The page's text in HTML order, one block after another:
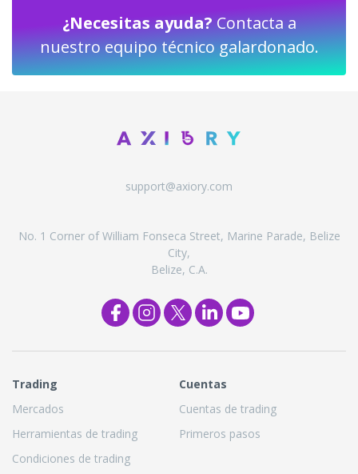
¿Necesitas ayuda?Contacta a
nuestro equipo técnico galardonado.
support@axiory.com
No. 1 Corner of William Fonseca Street, Marine Parade, Belize
City,
Belize, C.A.
Trading
Mercados
Herramientas de trading
Condiciones de trading
Cuentas
Cuentas de trading
Primeros pasos